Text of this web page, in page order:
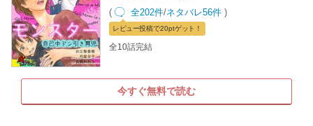
( 全202件/ネタバレ56件 )
レビュー投稿で20ptゲット！
全10話完結
今すぐ無料で読む